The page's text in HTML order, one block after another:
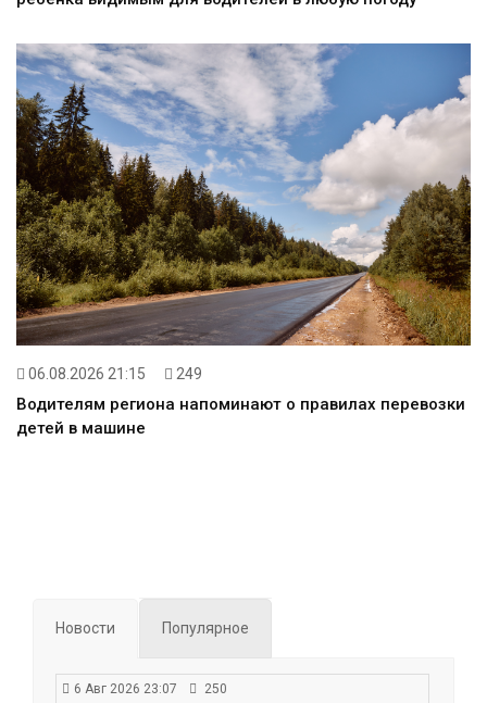
06.08.2026 21:15 249
Водителям региона напоминают о правилах перевозки
детей в машине
Новости Популярное
6 Авг 2026 23:07 250